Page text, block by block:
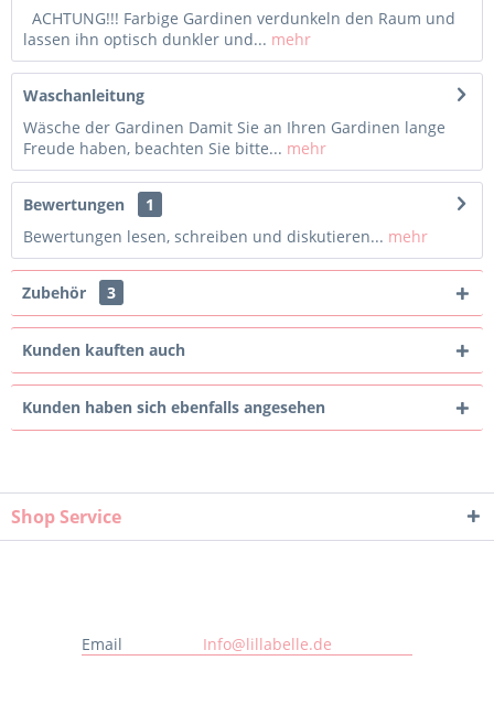
ACHTUNG!!! Farbige Gardinen verdunkeln den Raum und
lassen ihn optisch dunkler und... mehr
Waschanleitung
Wäsche der Gardinen Damit Sie an Ihren Gardinen lange
Freude haben, beachten Sie bitte... mehr
Bewertungen
1
Bewertungen lesen, schreiben und diskutieren... mehr
Zubehör 3
Kunden kauften auch
Kunden haben sich ebenfalls angesehen
Shop Service
Email Info@lillabelle.de